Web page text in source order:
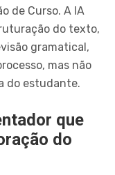
de Curso. A IA
do texto,
gramatical,
mas não
do estudante.
que
do